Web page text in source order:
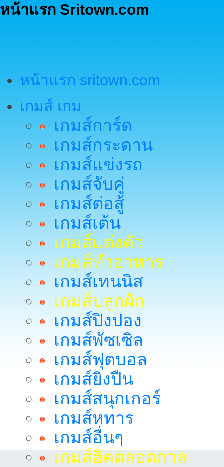
หน้าแรก Sritown.com
หน้าแรก sritown.com
เกมส์ เกม
เกมส์การ์ด
เกมส์กระดาน
เกมส์แข่งรถ
เกมส์จับคู่
เกมส์ต่อสู้
เกมส์เต้น
เกมส์แต่งตัว
เกมส์ทำอาหาร
เกมส์เทนนิส
เกมส์ปลูกผัก
เกมส์ปิงปอง
เกมส์พัซเซิล
เกมส์ฟุตบอล
เกมส์ยิงปืน
เกมส์สนุกเกอร์
เกมส์หทาร
เกมส์อื่นๆ
เกมส์ฮิตตลอดกาล